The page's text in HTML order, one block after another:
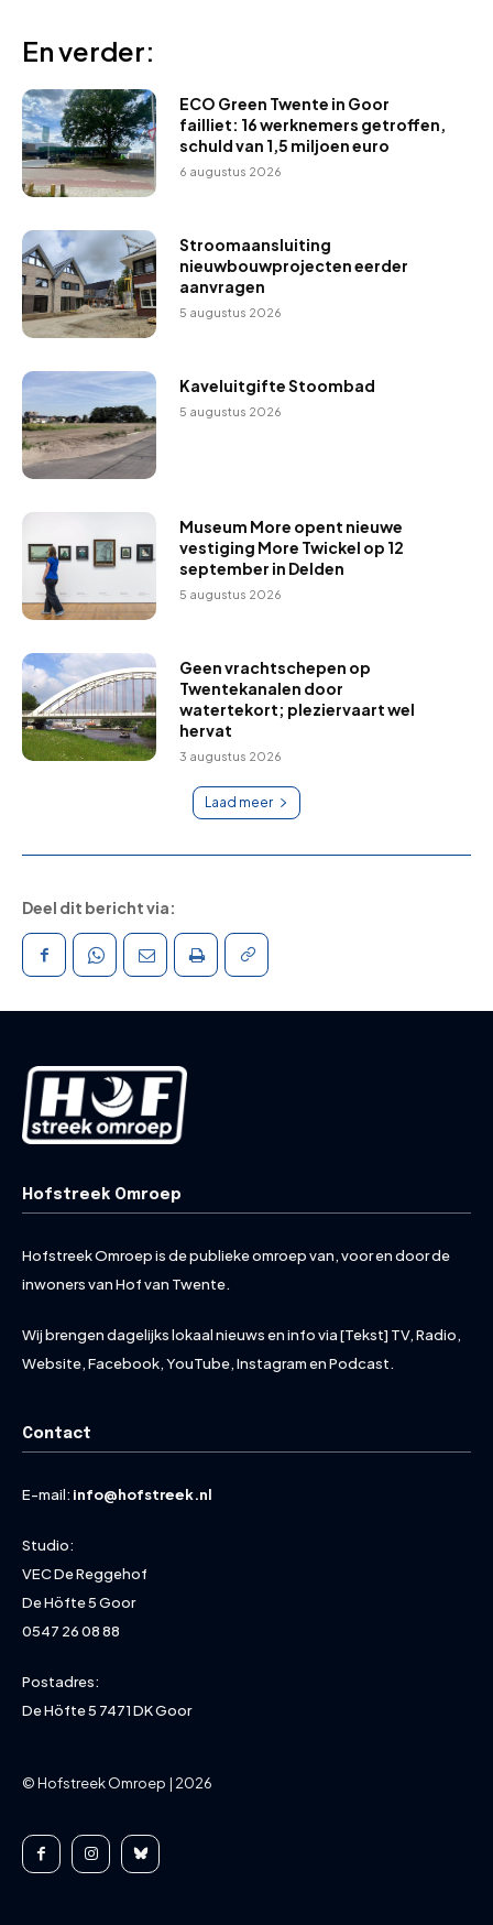
En verder:
ECO Green Twente in Goor
failliet: 16 werknemers getroffen,
schuld van 1,5 miljoen euro
6 augustus 2026
Stroomaansluiting
nieuwbouwprojecten eerder
aanvragen
5 augustus 2026
Kaveluitgifte Stoombad
5 augustus 2026
Museum More opent nieuwe
vestiging More Twickel op 12
september in Delden
5 augustus 2026
Geen vrachtschepen op
Twentekanalen door
watertekort; pleziervaart wel
hervat
3 augustus 2026
Laad meer
Deel dit bericht via:
Hofstreek Omroep
Hofstreek Omroep is de publieke omroep van, voor en door de
inwoners van Hof van Twente.
Wij brengen dagelijks lokaal nieuws en info via [Tekst] TV, Radio,
Website, Facebook, YouTube, Instagram en Podcast.
Contact
E-mail: info@hofstreek.nl
Studio:
VEC De Reggehof
De Höfte 5 Goor
0547 26 08 88
Postadres:
De Höfte 5 7471 DK Goor
© Hofstreek Omroep | 2026